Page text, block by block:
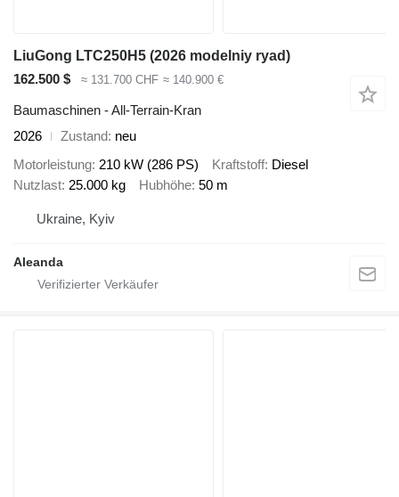
LiuGong LTC250H5 (2026 modelniy ryad)
162.500 $
≈ 131.700 CHF ≈ 140.900 €
Baumaschinen - All-Terrain-Kran
2026
Zustand neu
Motorleistung 210 kW (286 PS) Kraftstoff Diesel
Nutzlast 25.000 kg Hubhöhe 50 m
Ukraine, Kyiv
Aleanda